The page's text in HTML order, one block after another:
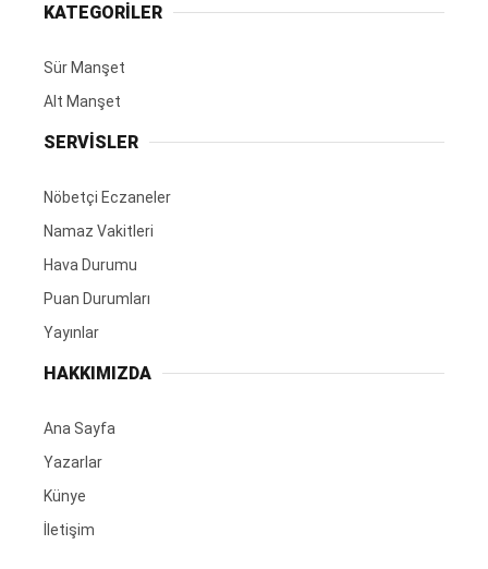
KATEGORİLER
Sür Manşet
Alt Manşet
SERVİSLER
Nöbetçi Eczaneler
Namaz Vakitleri
Hava Durumu
Puan Durumları
Yayınlar
HAKKIMIZDA
Ana Sayfa
Yazarlar
Künye
İletişim